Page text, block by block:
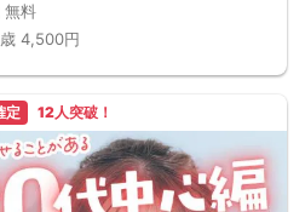
無料
4,500円
定 12人突破！